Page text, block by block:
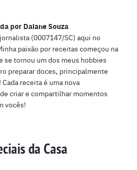
por Daiane Souza
(0007147/SC) aqui no
paixão por receitas começou na
se tornou um dos meus hobbies
preparar doces, principalmente
receita é uma nova
criar e compartilhar momentos
vocês!
da Casa